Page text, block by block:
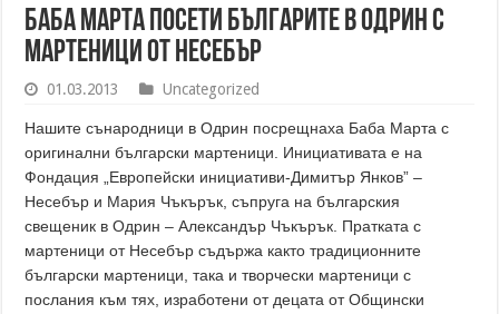
Баба Марта посети българите в Одрин с
мартеници от Несебър
01.03.2013 Uncategorized
Нашите сънародници в Одрин посрещнаха Баба Марта с
оригинални български мартеници. Инициативата е на
Фондация „Европейски инициативи-Димитър Янков” –
Несебър и Мария Чъкърък, съпруга на българския
свещеник в Одрин – Александър Чъкърък. Пратката с
мартеници от Несебър съдържа както традиционните
български мартеници, така и творчески мартеници с
послания към тях, изработени от децата от Общински